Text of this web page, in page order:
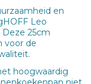
en
Leo
25cm
voor de
hoogwaardig